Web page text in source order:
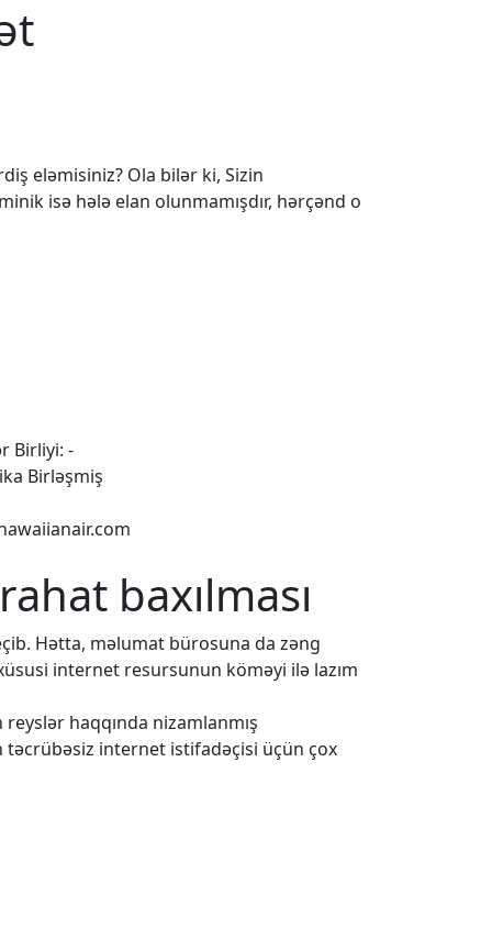
eləmisiniz? Ola bilər ki, Sizin
isə hələ elan olunmamışdır, hərçənd o
Birliyi: -
Birləşmiş
baxılması
Hətta, məlumat bürosuna da zəng
internet resursunun köməyi ilə lazım
haqqında nizamlanmış
təcrübəsiz internet istifadəçisi üçün çox